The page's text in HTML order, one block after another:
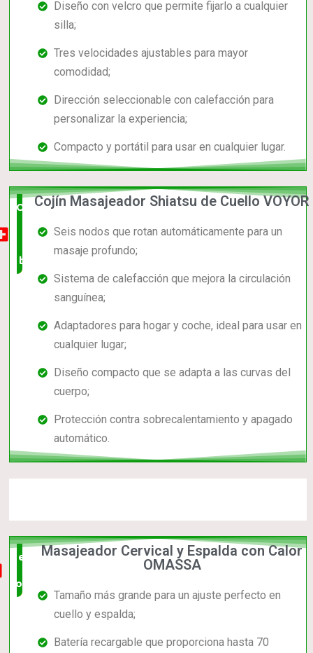
Diseño con velcro que permite fijarlo a cualquier
silla;
Tres velocidades ajustables para mayor
comodidad;
Dirección seleccionable con calefacción para
personalizar la experiencia;
Compacto y portátil para usar en cualquier lugar.
Opción
muy
buena
Cojín Masajeador Shiatsu de Cuello VOYOR
Seis nodos que rotan automáticamente para un
masaje profundo;
Sistema de calefacción que mejora la circulación
sanguínea;
Adaptadores para hogar y coche, ideal para usar en
cualquier lugar;
Diseño compacto que se adapta a las curvas del
cuerpo;
Protección contra sobrecalentamiento y apagado
automático.
el mas
completo
Masajeador Cervical y Espalda con Calor
OMASSA
Tamaño más grande para un ajuste perfecto en
cuello y espalda;
Batería recargable que proporciona hasta 70